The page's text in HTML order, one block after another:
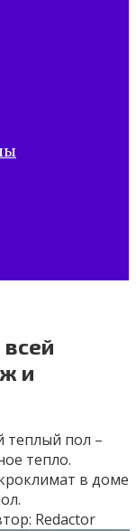
и
теплый пол –
тепло.
в доме
Redactor